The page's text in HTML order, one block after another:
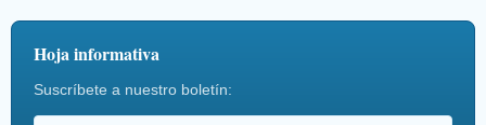
Hoja informativa
Suscríbete a nuestro boletín: